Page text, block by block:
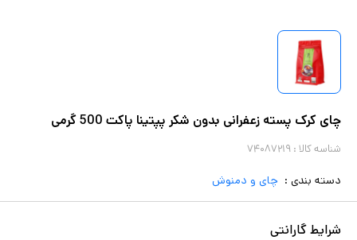
چای کرک پسته زعفرانی بدون شکر پپتینا پاکت 500 گرمی
شناسه کالا : ۷۴۰۸۷۲۱۹
دسته بندی : چای و دمنوش
شرایط گارانتی